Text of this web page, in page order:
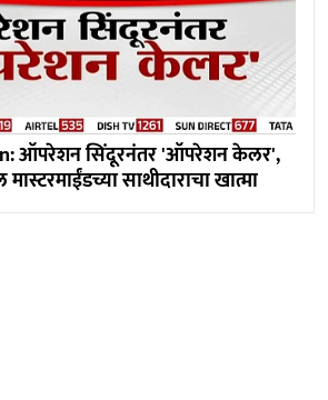
ऑपरेशन सिंदूरनंतर 'ऑपरेशन केलर',
साथीदाराचा खात्मा